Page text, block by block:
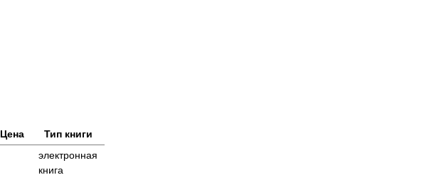
Цена
Тип книги
электронная
книга